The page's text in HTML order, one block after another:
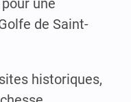
de Saint-
historiques,